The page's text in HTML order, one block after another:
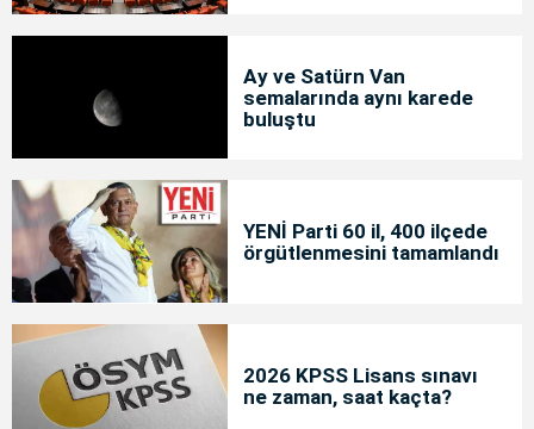
Ay ve Satürn Van
semalarında aynı karede
buluştu
YENİ Parti 60 il, 400 ilçede
örgütlenmesini tamamlandı
2026 KPSS Lisans sınavı
ne zaman, saat kaçta?